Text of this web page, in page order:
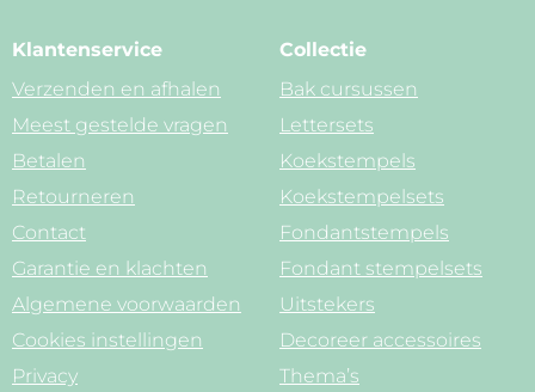
Klantenservice
Verzenden en afhalen
Meest gestelde vragen
Betalen
Retourneren
Contact
Garantie en klachten
Algemene voorwaarden
Cookies instellingen
Privacy
Collectie
Bak cursussen
Lettersets
Koekstempels
Koekstempelsets
Fondantstempels
Fondant stempelsets
Uitstekers
Decoreer accessoires
Thema’s